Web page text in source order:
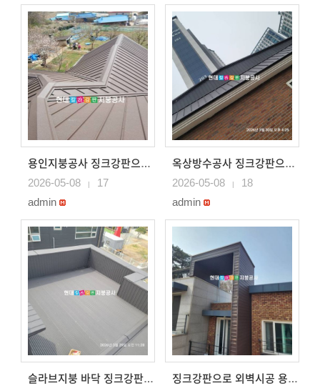
용인지붕공사 징크강판으로 지붕시공
2026-05-08 |
17
admin
옥상방수공사 징크강판으로 시공 용인지붕공사
2026-05-08 |
18
admin
슬라브지붕 바닥 징크강판으로 시공 용인지붕공사 징크강판으로 외벽시공 용인지붕공사